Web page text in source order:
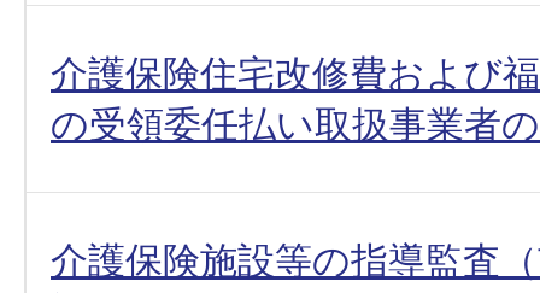
介護保険住宅改修費および
の受領委任払い取扱事業者
介護保険施設等の指導監査